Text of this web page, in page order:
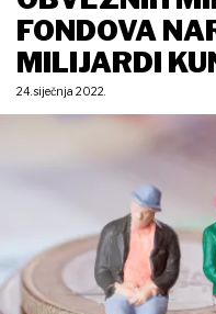
FONDOVA
MILIJARDI
24. siječnja 2022.